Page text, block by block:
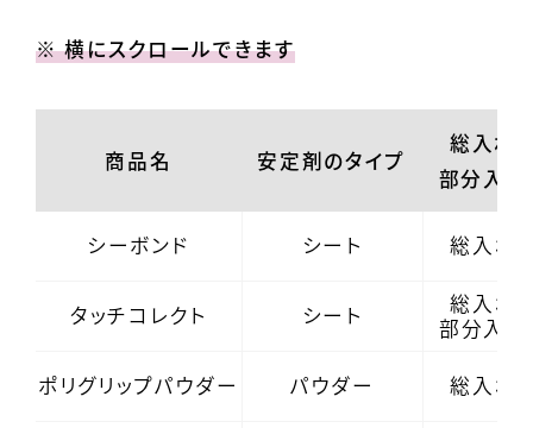
※ 横にスクロールできます
商品名 安定剤のタイプ
総入れ
部分入れ
シーボンド シート 総入れ
タッチコレクト シート
総入れ
部分入
ポリグリップパウダー
パウダー 総入れ